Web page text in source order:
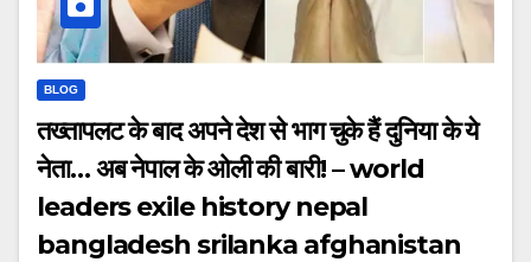
BLOG
तख्तापलट के बाद अपने देश से भाग चुके हैं दुनिया के ये
नेता… अब नेपाल के ओली की बारी! – world
leaders exile history nepal
bangladesh srilanka afghanistan